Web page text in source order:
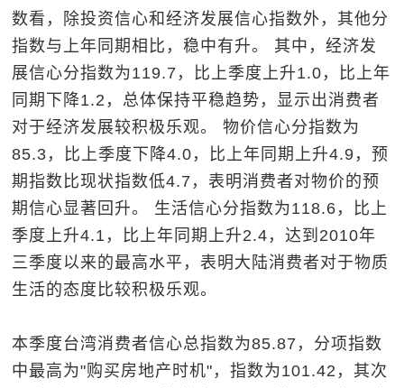
数看，除投资信心和经济发展信心指数外，其他分
指数与上年同期相比，稳中有升。 其中，经济发
展信心分指数为119.7，比上季度上升1.0，比上年
同期下降1.2，总体保持平稳趋势，显示出消费者
对于经济发展较积极乐观。 物价信心分指数为
85.3，比上季度下降4.0，比上年同期上升4.9，预
期指数比现状指数低4.7，表明消费者对物价的预
期信心显著回升。 生活信心分指数为118.6，比上
季度上升4.1，比上年同期上升2.4，达到2010年
三季度以来的最高水平，表明大陆消费者对于物质
生活的态度比较积极乐观。
本季度台湾消费者信心总指数为85.87，分项指数
中最高为"购买房地产时机"，指数为101.42，其次